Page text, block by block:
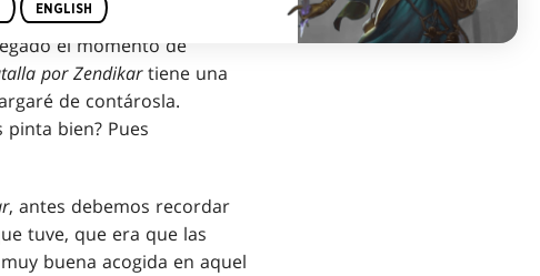
el momento de
por Zendikartiene una
de contárosla.
bien? Pues
, antes debemos recordar
tuve, que era que las
buena acogida en aquel
ENGLISH